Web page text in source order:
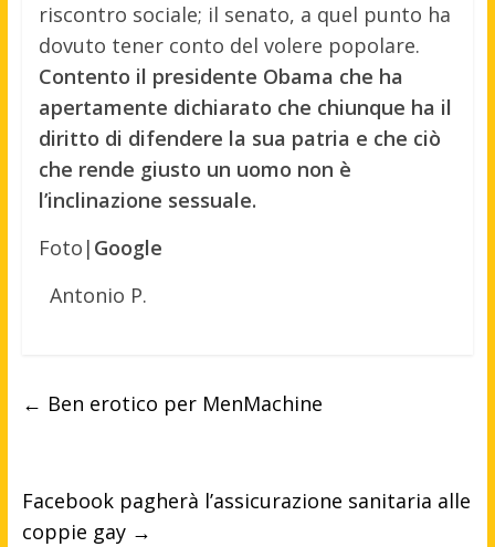
riscontro sociale; il senato, a quel punto ha
dovuto tener conto del volere popolare.
Contento il presidente Obama che ha
apertamente dichiarato che chiunque ha il
diritto di difendere la sua patria e che ciò
che rende giusto un uomo non è
l’inclinazione sessuale.
Foto| Google
Antonio P.
← Ben erotico per MenMachine
Facebook pagherà l’assicurazione sanitaria alle
coppie gay →